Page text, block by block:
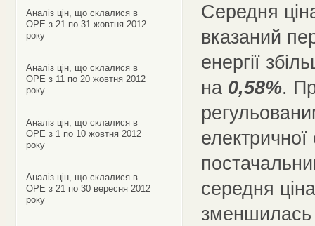
Аналіз цін, що склалися в
ОРЕ з 21 по 31 жовтня 2012
року
Аналіз цін, що склалися в
ОРЕ з 11 по 20 жовтня 2012
року
Аналіз цін, що склалися в
ОРЕ з 1 по 10 жовтня 2012
року
Аналіз цін, що склалися в
ОРЕ з 21 по 30 вересня 2012
року
Середня
вказаний
енергії
на 0,58%.
середня